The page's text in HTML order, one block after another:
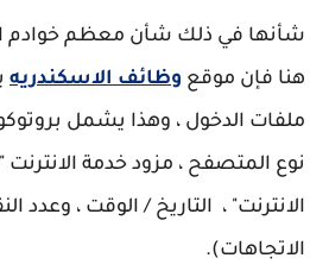
شأنها في ذلك شأن معظم خوادم
هنا فإن موقع وظائف الاسكندريه
ملفات الدخول ، وهذا يشمل
نوع المتصفح ، مزود خدمة
الانترنت" ، التاريخ / الوقت ، وعدد
الاتجاهات).